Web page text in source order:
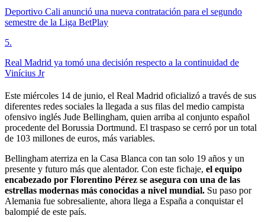
Deportivo Cali anunció una nueva contratación para el segundo
semestre de la Liga BetPlay
5.
Real Madrid ya tomó una decisión respecto a la continuidad de
Vinícius Jr
Este miércoles 14 de junio, el Real Madrid oficializó a través de sus
diferentes redes sociales la llegada a sus filas del medio campista
ofensivo inglés Jude Bellingham, quien arriba al conjunto español
procedente del Borussia Dortmund. El traspaso se cerró por un total
de 103 millones de euros, más variables.
Bellingham aterriza en la Casa Blanca con tan solo 19 años y un
presente y futuro más que alentador. Con este fichaje, el equipo
encabezado por Florentino Pérez se asegura con una de las
estrellas modernas más conocidas a nivel mundial. Su paso por
Alemania fue sobresaliente, ahora llega a España a conquistar el
balompié de este país.